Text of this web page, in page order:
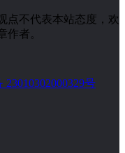
点不代表本站态度，欢
作者。
23010302000329号